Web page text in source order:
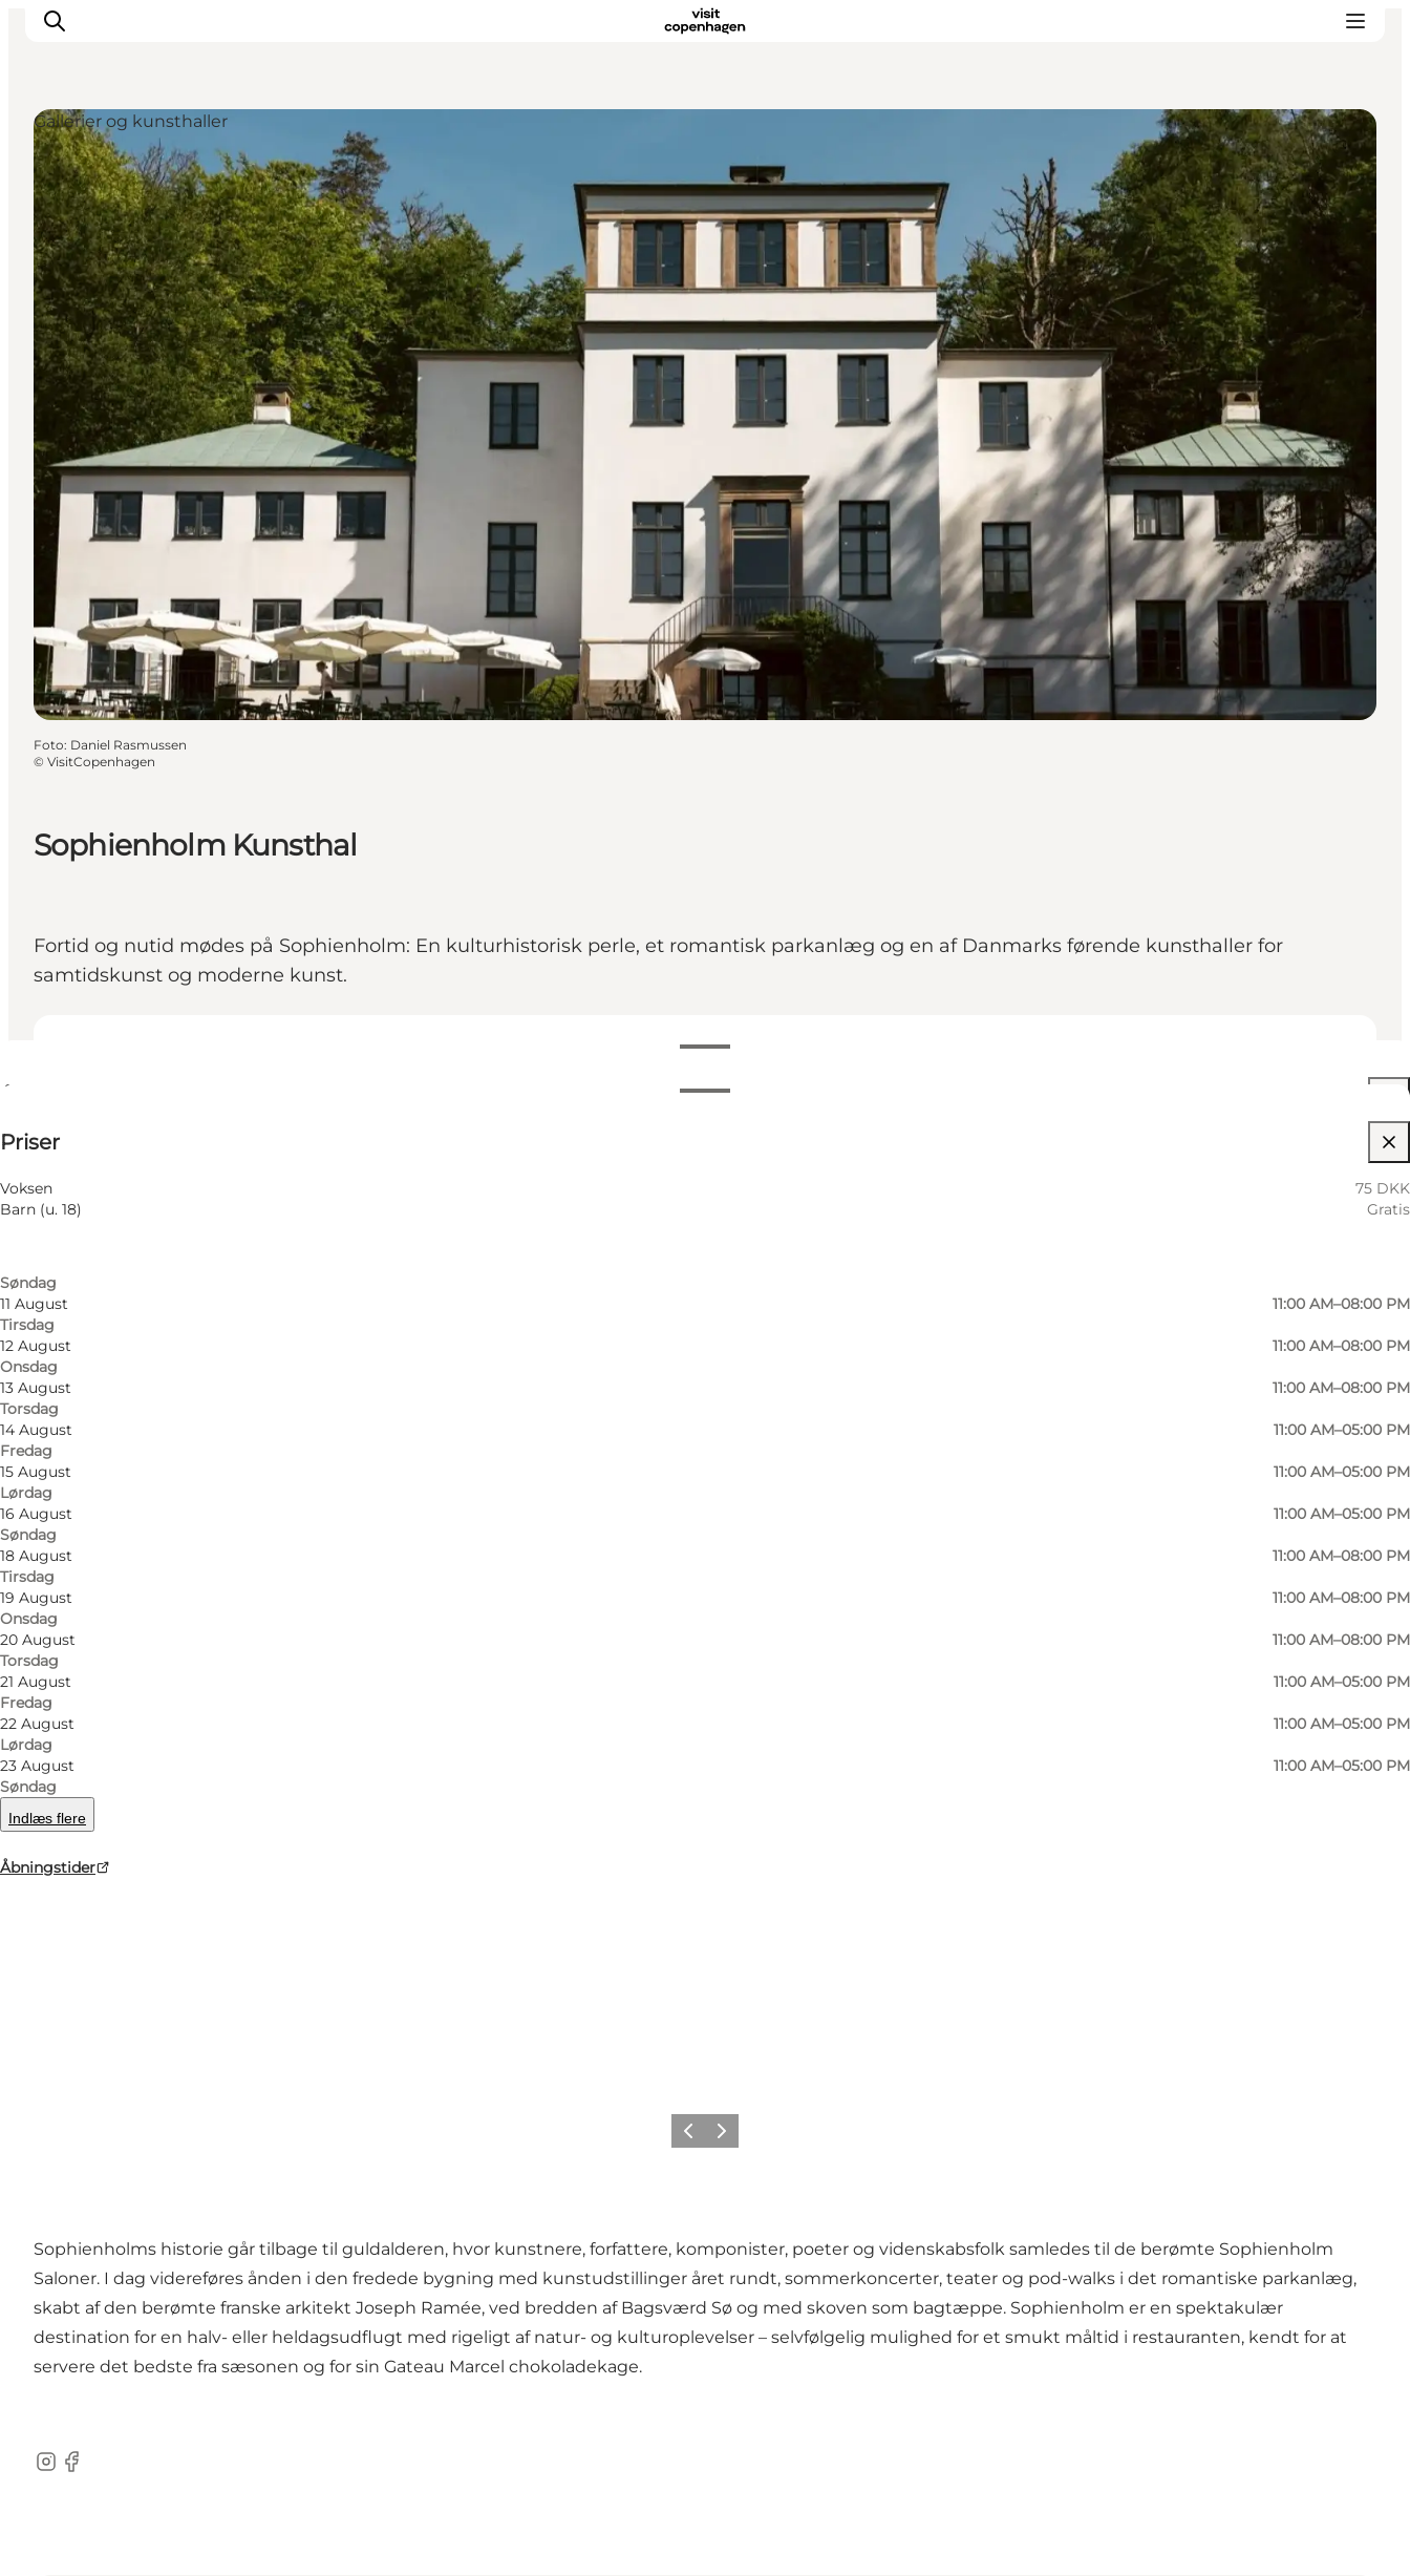
This is Copenhagen
Aktiviteter
Spis & drik
Områder
Planlæg din tur
CopenPay
Copenhagen Card
Sophienholm Kunsthal
Fortid og nutid mødes på Sophienholm: En kulturhistorisk perle, et romantisk parkanlæg og en af Danmarks førende kunsthaller for
samtidskunst og moderne kunst.
Filtrér efter måned
7 August
Fredag
8 August
11:00 AM–05:00 PM
Søndag
11 August
Tirsdag
11:00 AM–08:00 PM
12 August
Onsdag
11:00 AM–08:00 PM
13 August
Torsdag
11:00 AM–08:00 PM
14 August
Fredag
11:00 AM–05:00 PM
15 August
Lørdag
11:00 AM–05:00 PM
16 August
Søndag
11:00 AM–05:00 PM
18 August
Tirsdag
11:00 AM–08:00 PM
19 August
Onsdag
11:00 AM–08:00 PM
20 August
Torsdag
11:00 AM–08:00 PM
21 August
Fredag
11:00 AM–05:00 PM
22 August
Lørdag
11:00 AM–05:00 PM
23 August
Søndag
11:00 AM–05:00 PM
Indlæs flere
Åbningstider
Priser
Voksen
75 DKK
Barn (u. 18)
Gratis
Gallerier og kunsthaller
Foto: Daniel Rasmussen
© VisitCopenhagen
Foto:
ForrigeNæste
Sophienholms historie går tilbage til guldalderen, hvor kunstnere, forfattere, komponister, poeter og videnskabsfolk samledes til de berømte Sophienholm
Saloner. I dag videreføres ånden i den fredede bygning med kunstudstillinger året rundt, sommerkoncerter, teater og pod-walks i det romantiske parkanlæg,
skabt af den berømte franske arkitekt Joseph Ramée, ved bredden af Bagsværd Sø og med skoven som bagtæppe. Sophienholm er en spektakulær
destination for en halv- eller heldagsudflugt med rigeligt af natur- og kulturoplevelser – selvfølgelig mulighed for et smukt måltid i restauranten, kendt for at
servere det bedste fra sæsonen og for sin Gateau Marcel chokoladekage.
Instagram
Facebook